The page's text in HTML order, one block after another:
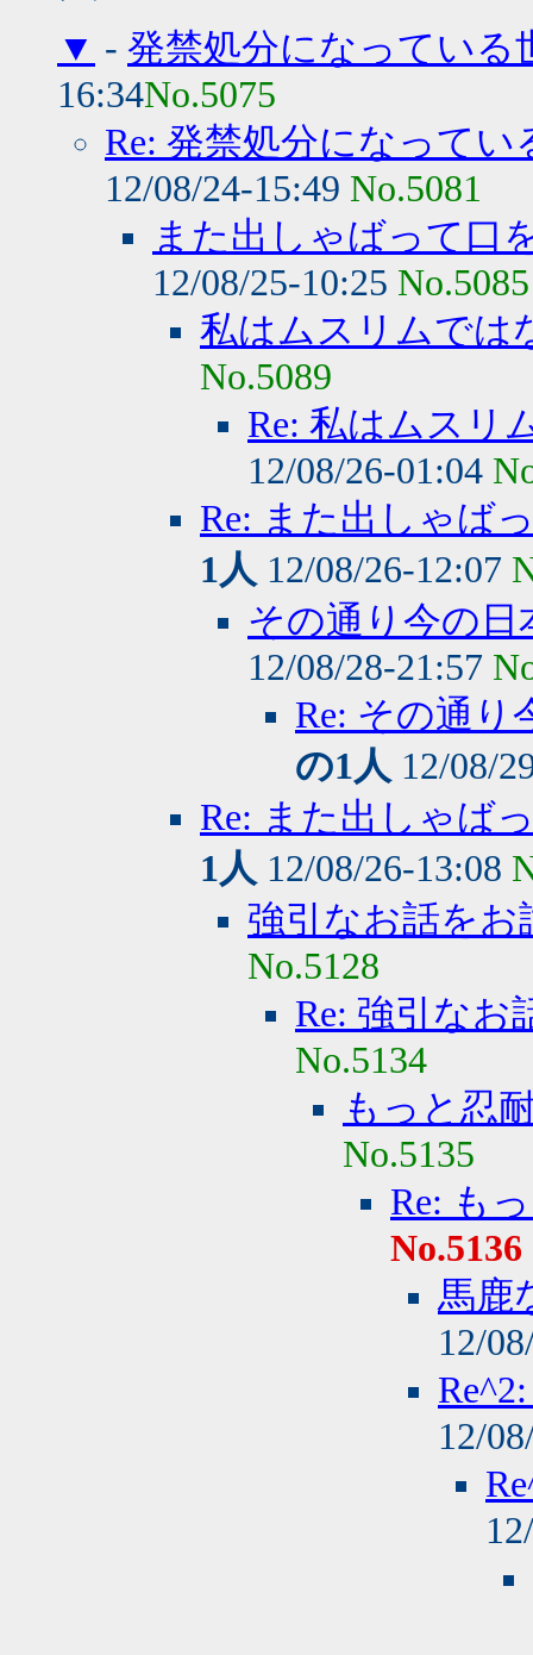
▼ - 発禁処分になっている
16:34No.5075
Re: 発禁処分になって
12/08/24-15:49 No.5081
また出しゃばって口
12/08/25-10:25 No.5085
私はムスリムでは
No.5089
Re: 私はムスリ
12/08/26-01:04
Re: また出しゃば
1人 12/08/26-12:07
その通り今の
12/08/28-21:57
Re: その通
の1人 12/08/
Re: また出しゃば
1人 12/08/26-13:08
強引なお話をお
No.5128
Re: 強引なお
No.5134
もっと忍
No.5135
Re: も
No.5136
馬鹿
12/
12/